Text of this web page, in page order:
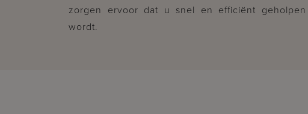
zorgen ervoor dat u snel en efficiënt geholpen
wordt.